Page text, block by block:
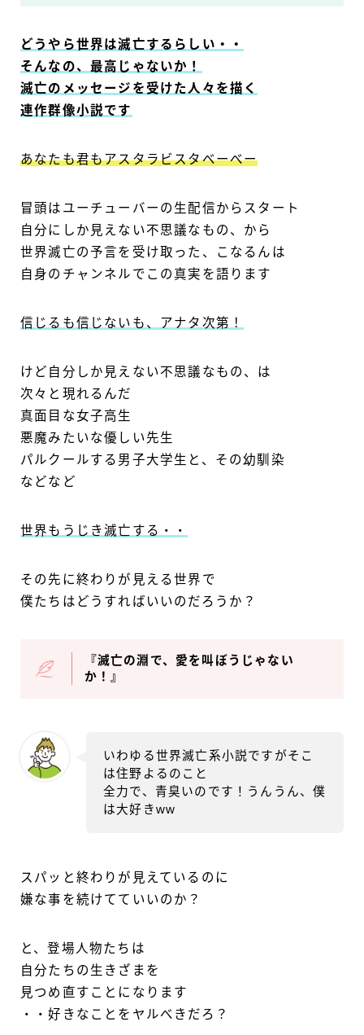
どうやら世界は滅亡するらしい・・
そんなの、最高じゃないか！
滅亡のメッセージを受けた人々を描く
連作群像小説です
あなたも君もアスタラビスタべーべー
冒頭はユーチューバーの生配信からスタート
自分にしか見えない不思議なもの、から
世界滅亡の予言を受け取った、こなるんは
自身のチャンネルでこの真実を語ります
信じるも信じないも、アナタ次第！
けど自分しか見えない不思議なもの、は
次々と現れるんだ
真面目な女子高生
悪魔みたいな優しい先生
パルクールする男子大学生と、その幼馴染
などなど
世界もうじき滅亡する・・
その先に終わりが見える世界で
僕たちはどうすればいいのだろうか？
『滅亡の淵で、愛を叫ぼうじゃない
か！』
いわゆる世界滅亡系小説ですがそこ
は住野よるのこと
全力で、青臭いのです！うんうん、僕
は大好きww
スパッと終わりが見えているのに
嫌な事を続けてていいのか？
と、登場人物たちは
自分たちの生きざまを
見つめ直すことになります
・・好きなことをヤルべきだろ？